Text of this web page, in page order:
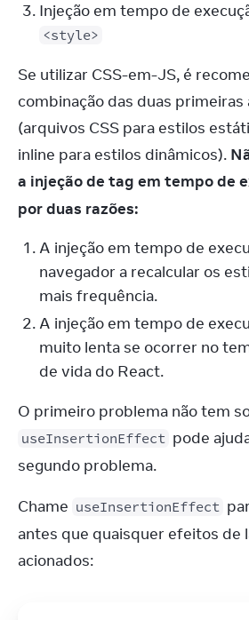
Injeção em tempo de
<style>
Se utilizar CSS-em-JS, é
combinação das duas primeiras
(arquivos CSS para estilos
inline para estilos dinâmicos).
a injeção de tag em tempo de
por duas razões:
A injeção em tempo de
navegador a recalcular os
mais frequência.
A injeção em tempo de
muito lenta se ocorrer no
de vida do React.
useInsertionEffect pode
segundo problema.
Chame useInsertionEffect
antes que quaisquer efeitos de
acionados: